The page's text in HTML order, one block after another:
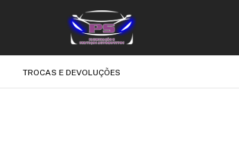
TROCAS E DEVOLUÇÕES